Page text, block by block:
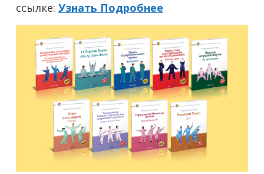
ссылке: Узнать Подробнее